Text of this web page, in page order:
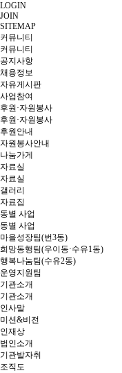
LOGIN
JOIN
SITEMAP
커뮤니티
커뮤니티
공지사항
채용정보
자유게시판
사업참여
후원·자원봉사
후원·자원봉사
후원안내
자원봉사안내
나눔가게
자료실
자료실
갤러리
자료집
동별 사업
동별 사업
마을성장팀(번3동)
희망동행팀(우이동·수유1동)
행복나눔팀(수유2동)
운영지원팀
기관소개
기관소개
인사말
미션&비전
인재상
법인소개
기관발자취
조직도